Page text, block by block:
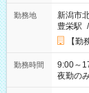
勤務地
新潟市
豊栄駅 /
【
勤務時間
9:00～17:00など ※ご希望の時
夜勤の